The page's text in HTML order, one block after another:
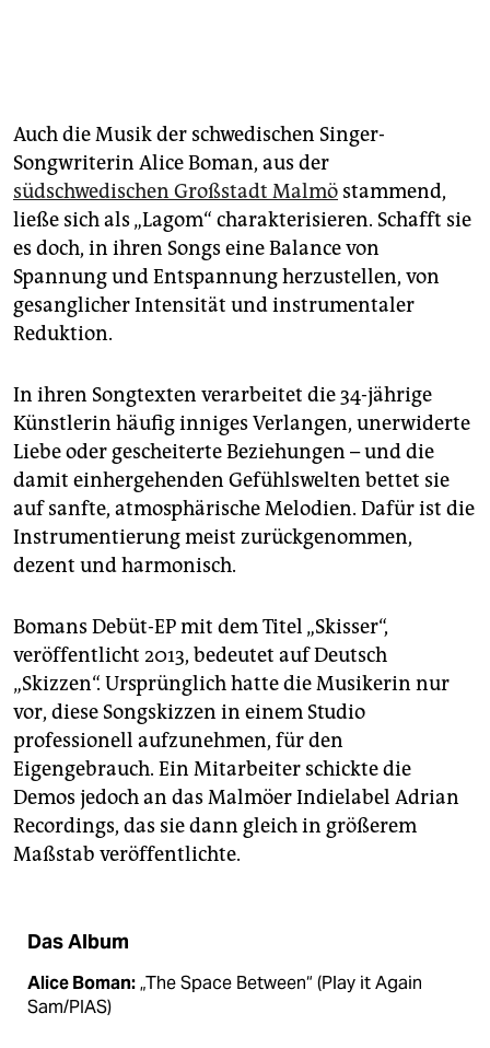
Auch die Musik der schwedischen Singer-
Songwriterin Alice Boman, aus der
südschwedischen Großstadt Malmö stammend,
ließe sich als „Lagom“ charakterisieren. Schafft sie
es doch, in ihren Songs eine Balance von
Spannung und Entspannung herzustellen, von
gesanglicher Intensität und instrumentaler
Reduktion.
In ihren Songtexten verarbeitet die 34-jährige
Künstlerin häufig inniges Verlangen, unerwiderte
Liebe oder gescheiterte Beziehungen – und die
damit einhergehenden Gefühlswelten bettet sie
auf sanfte, atmosphärische Melodien. Dafür ist die
Instrumentierung meist zurückgenommen,
dezent und harmonisch.
Bomans Debüt-EP mit dem Titel „Skisser“,
veröffentlicht 2013, bedeutet auf Deutsch
„Skizzen“. Ursprünglich hatte die Musikerin nur
vor, diese Songskizzen in einem Studio
professionell aufzunehmen, für den
Eigengebrauch. Ein Mitarbeiter schickte die
Demos jedoch an das Malmöer Indielabel Adrian
Recordings, das sie dann gleich in größerem
Maßstab veröffentlichte.
Das Album
Alice Boman:„The Space Between“ (Play it Again
Sam/PIAS)